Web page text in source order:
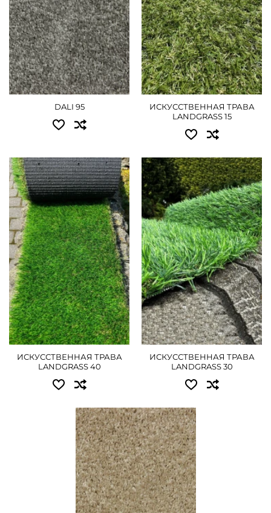
DALI 95
4.00 - 2160 грн
ПОДРОБНЕЕ
ИСКУССТВЕННАЯ ТРАВА
LANDGRASS 15
Доступные размеры:
1.00 - 1080 грн
2.00 - 2160 грн
3.00 - 3240 грн
4.00 - 4320 грн
ПОДРОБНЕЕ
ИСКУССТВЕННАЯ ТРАВА
LANDGRASS 40
Доступные размеры:
1.00 - 720 грн
2.00 - 1440 грн
4.00 - 2880 грн
ПОДРОБНЕЕ
ИСКУССТВЕННАЯ ТРАВА
LANDGRASS 30
Доступные размеры:
3.00 - 1890 грн
4.00 - 2520 грн
ПОДРОБНЕЕ